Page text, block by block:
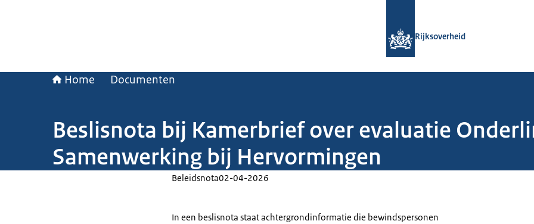
Rijksoverheid
Home Documenten
Beslisnota bij Kamerbrief over evaluatie
Samenwerking bij Hervormingen
Beleidsnota02-04-2026
In een beslisnota staat achtergrondinformatie die bewindspersonen